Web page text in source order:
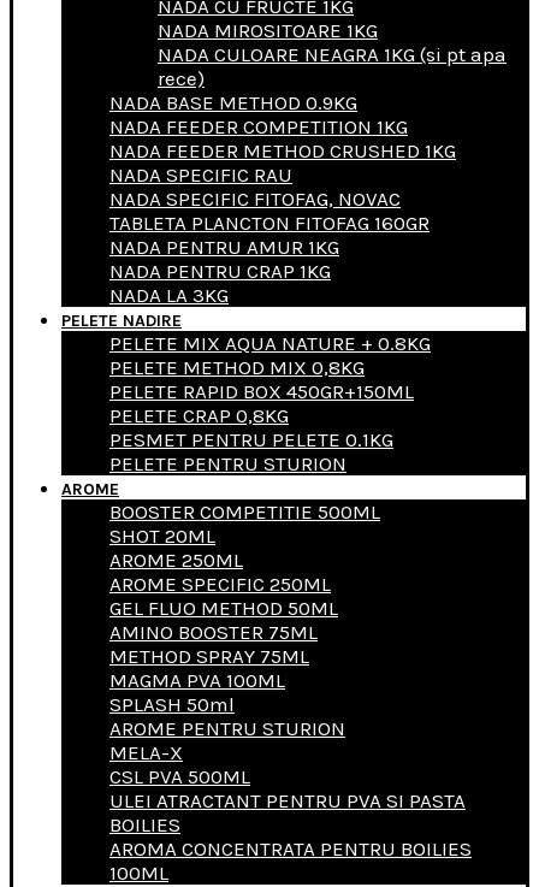
NADA CU FRUCTE 1KG
NADA MIROSITOARE 1KG
NADA CULOARE NEAGRA 1KG (si pt apa
rece)
NADA BASE METHOD 0.9KG
NADA FEEDER COMPETITION 1KG
NADA FEEDER METHOD CRUSHED 1KG
NADA SPECIFIC RAU
NADA SPECIFIC FITOFAG, NOVAC
TABLETA PLANCTON FITOFAG 160GR
NADA PENTRU AMUR 1KG
NADA PENTRU CRAP 1KG
NADA LA 3KG
PELETE NADIRE
PELETE MIX AQUA NATURE + 0.8KG
PELETE METHOD MIX 0,8KG
PELETE RAPID BOX 450GR+150ML
PELETE CRAP 0,8KG
PESMET PENTRU PELETE 0.1KG
PELETE PENTRU STURION
AROME
BOOSTER COMPETITIE 500ML
SHOT 20ML
AROME 250ML
AROME SPECIFIC 250ML
GEL FLUO METHOD 50ML
AMINO BOOSTER 75ML
METHOD SPRAY 75ML
MAGMA PVA 100ML
SPLASH 50ml
AROME PENTRU STURION
MELA-X
CSL PVA 500ML
ULEI ATRACTANT PENTRU PVA SI PASTA
BOILIES
AROMA CONCENTRATA PENTRU BOILIES
100ML